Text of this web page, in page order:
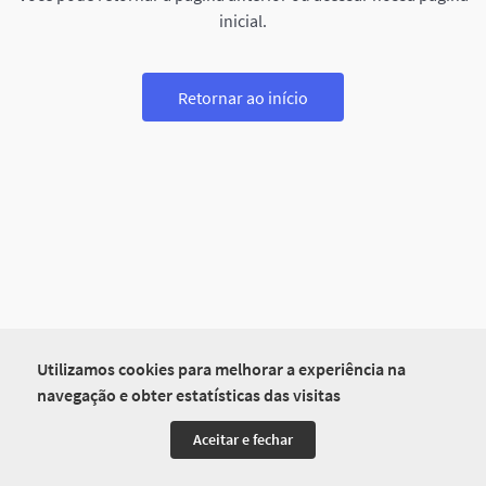
Utilizamos cookies para melhorar a experiência na
navegação e obter estatísticas das visitas
Aceitar e fechar
inicial.
Retornar ao início